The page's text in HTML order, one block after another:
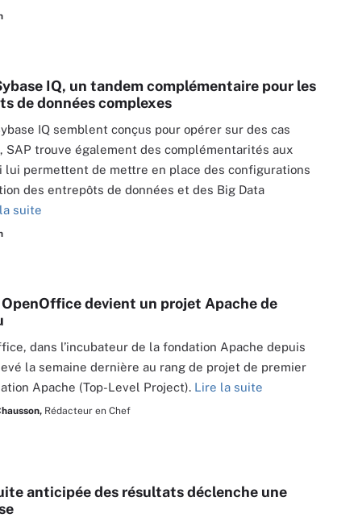
IQ, un tandem complémentaire pour les
de données complexes
IQ semblent conçus pour opérer sur des cas
SAP trouve également des complémentarités aux
lui permettent de mettre en place des configurations
des entrepôts de données et des Big Data
suite
OpenOffice devient un projet Apache de
dans l’incubateur de la fondation Apache depuis
la semaine dernière au rang de projet de premier
Apache (Top-Level Project). Lire la suite
Rédacteur en Chef
anticipée des résultats déclenche une